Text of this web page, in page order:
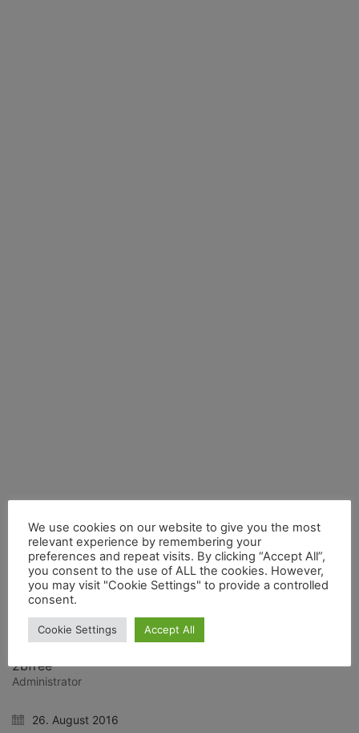
Share:
Twitter X
2bfree
Administrator
26. August 2016
We use cookies on our website to give you the most
relevant experience by remembering your
preferences and repeat visits. By clicking “Accept All”,
you consent to the use of ALL the cookies. However,
you may visit "Cookie Settings" to provide a controlled
consent.
Cookie Settings Accept All